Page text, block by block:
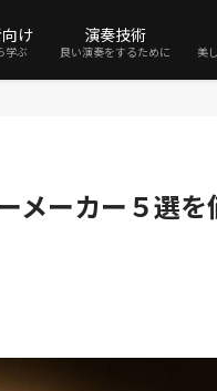
け
学ぶ
演奏技術
良い演奏をするために 美
メーカー５選を